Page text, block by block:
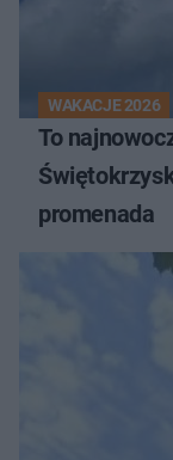
WAKACJE 2026
To
promenada